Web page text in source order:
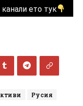
ето тук
Русия